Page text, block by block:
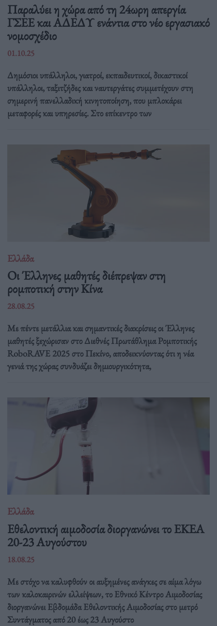
Παραλύει η χώρα από τη 24ωρη απεργία
ΓΣΕΕ και ΑΔΕΔΥ ενάντια στο νέο εργασιακό
νομοσχέδιο
01.10.25
Δημόσιοι υπάλληλοι, γιατροί, εκπαιδευτικοί, δικαστικοί
υπάλληλοι, ταξιτζήδες και ναυτεργάτες συμμετέχουν στη
σημερινή πανελλαδική κινητοποίηση, που μπλοκάρει
μεταφορές και υπηρεσίες. Στο επίκεντρο των
Ελλάδα
Οι Έλληνες μαθητές διέπρεψαν στη
ρομποτική στην Κίνα
28.08.25
Με πέντε μετάλλια και σημαντικές διακρίσεις οι Έλληνες
μαθητές ξεχώρισαν στο Διεθνές Πρωτάθλημα Ρομποτικής
RoboRAVE 2025 στο Πεκίνο, αποδεικνύοντας ότι η νέα
γενιά της χώρας συνδυάζει δημιουργικότητα,
Ελλάδα
Eθελοντική αιμοδοσία διοργανώνει το ΕΚΕΑ
20-23 Αυγούστου
18.08.25
Με στόχο να καλυφθούν οι αυξημένες ανάγκες σε αίμα λόγω
των καλοκαιρινών ελλείψεων, το Εθνικό Κέντρο Αιμοδοσίας
διοργανώνει Εβδομάδα Εθελοντικής Αιμοδοσίας στο μετρό
Συντάγματος από 20 έως 23 Αυγούστο